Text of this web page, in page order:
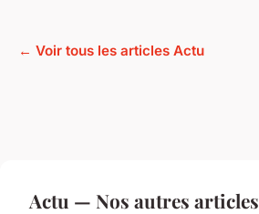
← Voir tous les articles Actu
Actu — Nos autres articles